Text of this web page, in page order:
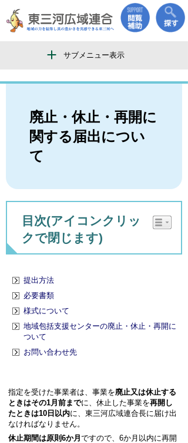
サブメニュー表示
廃止・休止・再開に
関する届出につい
て
目次(アイコンクリッ
クで閉じます)
提出方法
必要書類
様式について
地域包括支援センターの廃止・休止・再開に
ついて
お問い合わせ先
指定を受けた事業者は、事業を廃止又は休止する
ときはその1月前までに、休止した事業を再開し
たときは10日以内に、東三河広域連合長に届け出
なければなりません。
休止期間は原則6か月 ですので、6か月以内に再開